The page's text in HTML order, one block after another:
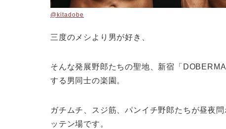
@kitadobe
三度のメシより男が好き
そんな発展野郎たちの聖地、新宿「
する男同士の楽園。
ガチムチ、スジ筋、パンイチ野郎たちが昼夜
ッテン場です。